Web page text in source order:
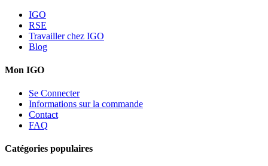
IGO
RSE
Travailler chez IGO
Blog
Mon IGO
Se Connecter
Informations sur la commande
Contact
FAQ
Catégories populaires